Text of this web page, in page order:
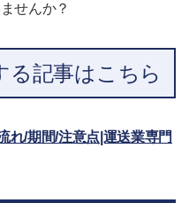
せんか？
る記事はこちら
れ/期間/注意点|運送業専門